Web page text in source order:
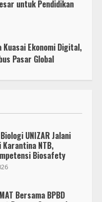
untuk Pendidikan
Kuasai Ekonomi Digital,
Pasar Global
UNIZAR Jalani
Karantina NTB,
Biosafety
Bersama BPBD